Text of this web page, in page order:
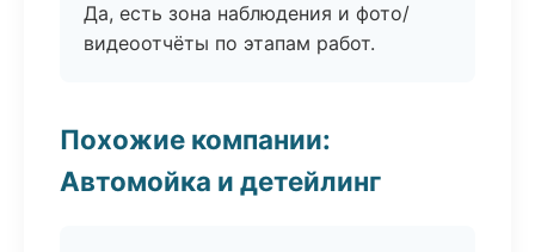
Да, есть зона наблюдения и фото/
видеоотчёты по этапам работ.
Похожие компании:
Автомойка и детейлинг